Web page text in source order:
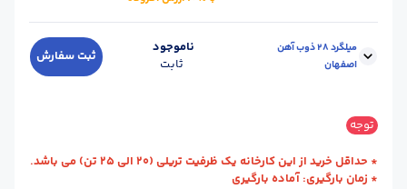
میلگرد 28 ذوب آهن
اصفهان
ناموجود
ثابت
ثبت سفارش
سایز :
واحد :کیلوگرم
توجه
* حداقل خرید از این کارخانه یک ظرفیت تریلی (20 الی 25 تن) می باشد.
* زمان بارگیری: آماده بارگیری